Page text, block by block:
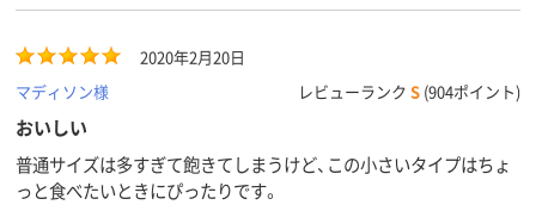
2020年2月20日
マディソン様
レビューランク S (904ポイント)
おいしい
普通サイズは多すぎて飽きてしまうけど、この小さいタイプはちょ
っと食べたいときにぴったりです。